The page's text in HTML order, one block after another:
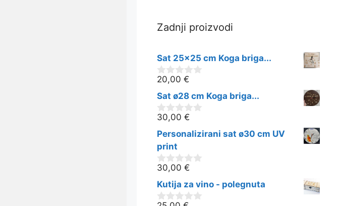
Zadnji proizvodi
Sat 25x25 cm Koga briga...
0
o
d
5
20,00 €
Sat ø28 cm Koga briga...
0
o
d
5
30,00 €
Personalizirani sat ø30 cm UV
print
0
o
d
5
30,00 €
Kutija za vino - polegnuta